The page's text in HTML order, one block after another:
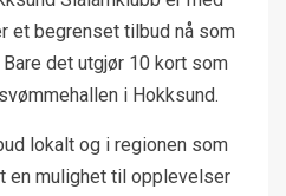
et begrenset tilbud nå som
det utgjør 10 kort som
i Hokksund.
lokalt og i regionen som
en mulighet til opplevelser